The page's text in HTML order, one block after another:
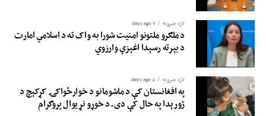
تازه خبرونه 5 days ago
د ملګرو ملتونو امنیت شورا به واک ته د اسلامي امارت
د بېرته رسېدا اغېزې وارزوي
تازه خبرونه 4 days ago
په افغانستان کې د ماشومانو د خوارځواکۍ کړکېچ د
ژورېدا په حال کې دی ـ د خوړو نړیوال پروګرام